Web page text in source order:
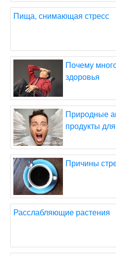
Пища, снимающая стресс
Почему
здоровья
Природные
продукты для
Причины
Расслабляющие растения